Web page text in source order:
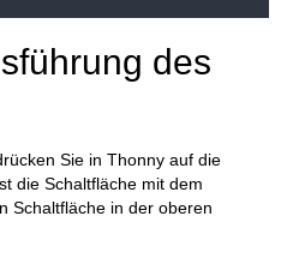
des
Sie in Thonny auf die
die Schaltfläche mit dem
Schaltfläche in der oberen